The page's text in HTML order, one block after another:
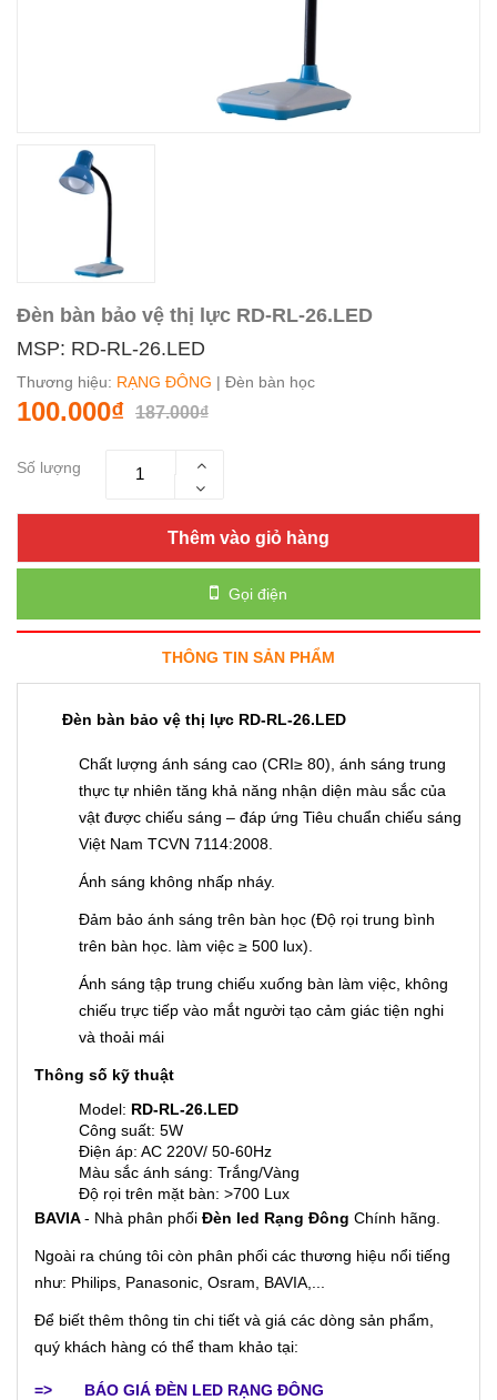
Đèn bàn bảo vệ thị lực RD-RL-26.LED
MSP: RD-RL-26.LED
Thương hiệu: RẠNG ĐÔNG | Đèn bàn học
100.000₫ 187.000₫
Số lượng
Thêm vào giỏ hàng
Gọi điện
THÔNG TIN SẢN PHẨM
Đèn bàn bảo vệ thị lực RD-RL-26.LED
Chất lượng ánh sáng cao (CRI≥ 80), ánh sáng trung
thực tự nhiên tăng khả năng nhận diện màu sắc của
vật được chiếu sáng – đáp ứng Tiêu chuẩn chiếu sáng
Việt Nam TCVN 7114:2008.
Ánh sáng không nhấp nháy.
Đảm bảo ánh sáng trên bàn học (Độ rọi trung bình
trên bàn học. làm việc ≥ 500 lux).
Ánh sáng tập trung chiếu xuống bàn làm việc, không
chiếu trực tiếp vào mắt người tạo cảm giác tiện nghi
và thoải mái
Thông số kỹ thuật
Model: RD-RL-26.LED
Công suất: 5W
Điện áp: AC 220V/ 50-60Hz
Màu sắc ánh sáng: Trắng/Vàng
Độ rọi trên mặt bàn: >700 Lux
BAVIA- Nhà phân phối Đèn led Rạng Đông Chính hãng.
Ngoài ra chúng tôi còn phân phối các thương hiệu nổi tiếng
như: Philips, Panasonic, Osram, BAVIA,...
Để biết thêm thông tin chi tiết và giá các dòng sản phẩm,
quý khách hàng có thể tham khảo tại:
=> BÁO GIÁ ĐÈN LED RẠNG ĐÔNG